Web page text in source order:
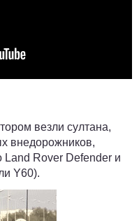
везли султана,
внедорожников,
Land Rover Defender и
Y60).